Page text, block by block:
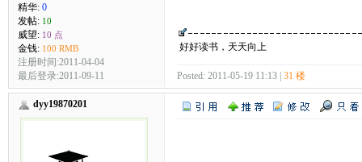
精华: 0
发帖: 10
威望: 10 点
金钱: 100 RMB
注册时间:2011-04-04
最后登录:2011-09-11
好好读书，天天向上
Posted: 2011-05-19 11:13 | 31 楼
dyy19870201